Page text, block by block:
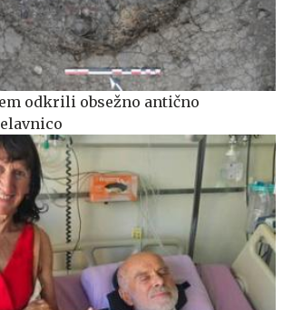
odkrili obsežno antično